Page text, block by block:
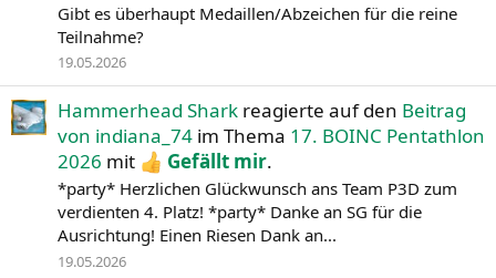
Gibt es überhaupt Medaillen/Abzeichen für die reine
Teilnahme?
19.05.2026
Hammerhead Shark reagierte auf den Beitrag
von indiana_74 im Thema 17. BOINC Pentathlon
2026 mit Gefällt mir.
*party* Herzlichen Glückwunsch ans Team P3D zum
verdienten 4. Platz! *party* Danke an SG für die
Ausrichtung! Einen Riesen Dank an...
19.05.2026